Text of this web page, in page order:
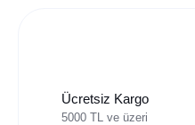
Ücretsiz Kargo
5000 TL ve üzeri